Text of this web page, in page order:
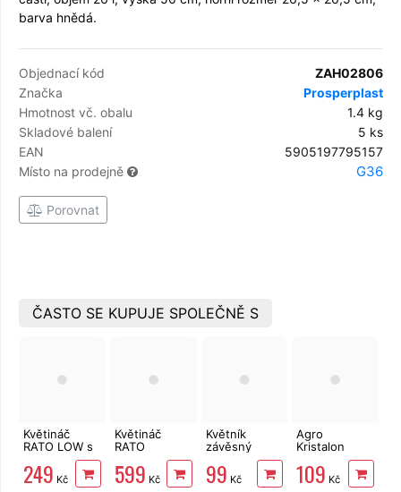
barva hnědá.
Objednací kód
ZAH02806
Značka
Prosperplast
Hmotnost vč. obalu
1.4 kg
Skladové balení
5 ks
EAN
5905197795157
Místo na prodejně
G36
Porovnat
ČASTO SE KUPUJE SPOLEČNĚ S
Květináč
RATO LOW s
hnědý 26,5
cm
249 Kč
Květináč
RATO
SQUARE s
vložkou
hnědý 32,5
599 Kč
Květník
závěsný
ROUND s
podmiskou
99 Kč
Agro
Kristalon
hnojivo plod
a květ 0,5 kg
109 Kč